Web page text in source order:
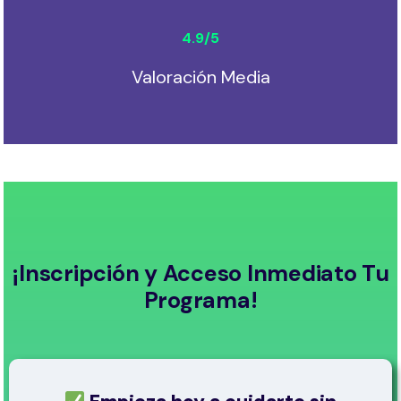
Valoración Media
4.9/5
¡Inscripción y Acceso Inmediato Tu
Programa!